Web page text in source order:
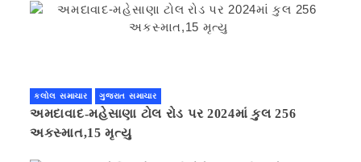
કલોલ સમાચાર ગુજરાત સમાચાર
અમદાવાદ-મહેસાણા ટોલ રોડ પર 2024માં કુલ 256
અકસ્માત,15 મૃત્યુ